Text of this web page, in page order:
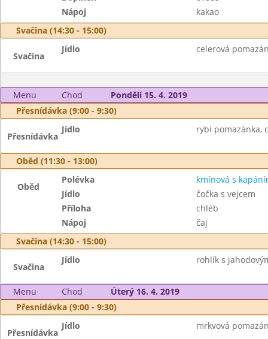
Nápoj
kakao
Svačina (14:30 - 15:00)
Svačina
Jídlo celerová
Menu Chod
Pondělí 15. 4. 2019
Přesnídávka (9:00 - 9:30)
Přesnídávka
Jídlo rybí pomazánka,
Oběd (11:30 - 13:00)
Oběd
Polévka
kmínová s
Jídlo
čočka s vejcem
Příloha
chléb
Nápoj
čaj
Svačina (14:30 - 15:00)
Svačina
Jídlo rohlík s
Menu Chod
Úterý 16. 4. 2019
Přesnídávka (9:00 - 9:30)
Přesnídávka
Jídlo mrkvová